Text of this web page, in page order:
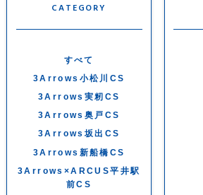
CATEGORY
すべて
3Arrows小松川CS
3Arrows実籾CS
3Arrows奥戸CS
3Arrows坂出CS
3Arrows新船橋CS
3Arrows×ARCUS平井駅
前CS